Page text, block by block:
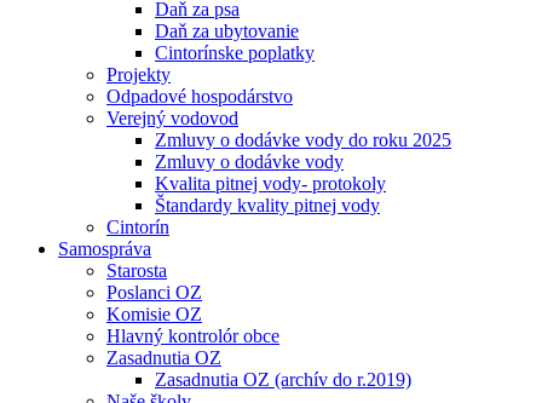
Daň za psa
Daň za ubytovanie
Cintorínske poplatky
Projekty
Odpadové hospodárstvo
Verejný vodovod
Zmluvy o dodávke vody do roku 2025
Zmluvy o dodávke vody
Kvalita pitnej vody- protokoly
Štandardy kvality pitnej vody
Cintorín
Samospráva
Starosta
Poslanci OZ
Komisie OZ
Hlavný kontrolór obce
Zasadnutia OZ
Zasadnutia OZ (archív do r.2019)